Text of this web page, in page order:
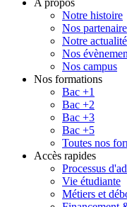
Notre histoire
Nos
Notre actualité
Nos
Nos campus
Nos formations
Bac +1
Bac +2
Bac +3
Bac +5
Toutes nos
Accès rapides
Processus
Vie étudiante
Métiers et